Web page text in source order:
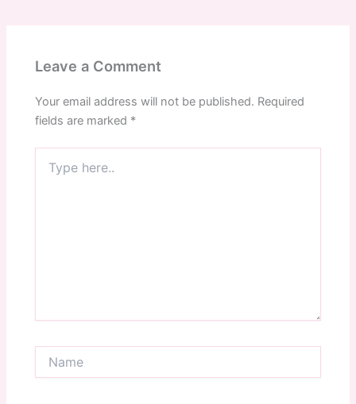
Leave a Comment
Your email address will not be published. Required
fields are marked *
here..